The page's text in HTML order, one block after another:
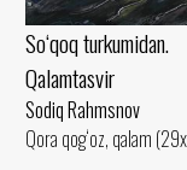
So‘qoq turkumidan.
Qalamtasvir
Sodiq Rahmsnov
Qora qog‘oz, qalam